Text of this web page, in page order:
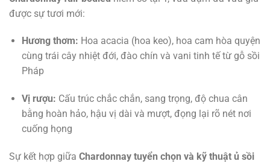
được sự tươi mới:
Hương thơm: Hoa acacia (hoa keo), hoa cam hòa quyện
cùng trái cây nhiệt đới, đào chín và vani tinh tế từ gỗ sồi
Pháp
Vị rượu: Cấu trúc chắc chắn, sang trọng, độ chua cân
bằng hoàn hảo, hậu vị dài và mượt, đọng lại rõ nét nơi
cuống họng
Sự kết hợp giữa Chardonnay tuyển chọn và kỹ thuật ủ sồi